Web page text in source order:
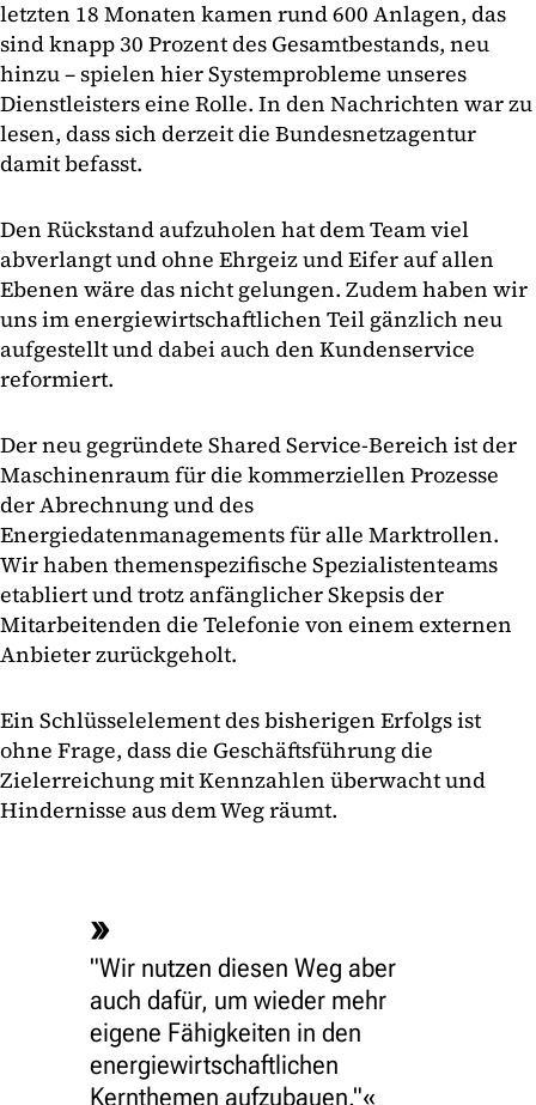
letzten 18 Monaten kamen rund 600 Anlagen, das
sind knapp 30 Prozent des Gesamtbestands, neu
hinzu – spielen hier Systemprobleme unseres
Dienstleisters eine Rolle. In den Nachrichten war zu
lesen, dass sich derzeit die Bundesnetzagentur
damit befasst.
Den Rückstand aufzuholen hat dem Team viel
abverlangt und ohne Ehrgeiz und Eifer auf allen
Ebenen wäre das nicht gelungen. Zudem haben wir
uns im energiewirtschaftlichen Teil gänzlich neu
aufgestellt und dabei auch den Kundenservice
reformiert.
Der neu gegründete Shared Service-Bereich ist der
Maschinenraum für die kommerziellen Prozesse
der Abrechnung und des
Energiedatenmanagements für alle Marktrollen.
Wir haben themenspezifische Spezialistenteams
etabliert und trotz anfänglicher Skepsis der
Mitarbeitenden die Telefonie von einem externen
Anbieter zurückgeholt.
Ein Schlüsselelement des bisherigen Erfolgs ist
ohne Frage, dass die Geschäftsführung die
Zielerreichung mit Kennzahlen überwacht und
Hindernisse aus dem Weg räumt.
"Wir nutzen diesen Weg aber
auch dafür, um wieder mehr
eigene Fähigkeiten in den
energiewirtschaftlichen
Kernthemen aufzubauen."